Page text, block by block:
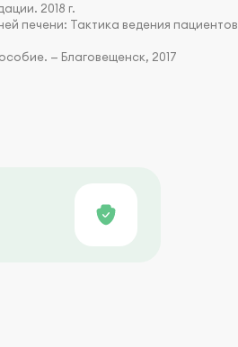
2018 г.
печени: Тактика ведения пациентов
— Благовещенск, 2017